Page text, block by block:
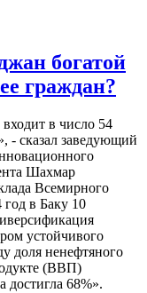
богатой
граждан?
в число 54
- сказал заведующий
Шахмар
Всемирного
год в Баку 10
устойчивого
доля ненефтяного
(ВВП)
достигла 68%».